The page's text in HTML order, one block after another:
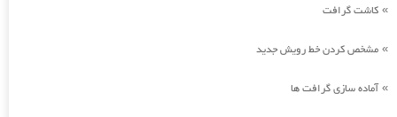
» کاشت گرافت
» مشخص کردن خط رویش جدید
»آماده سازی گرافت ها